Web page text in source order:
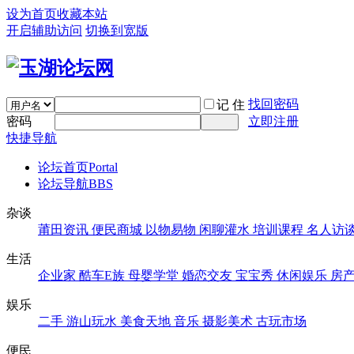
设为首页收藏本站
开启辅助访问 切换到宽版
记 住 找回密码
密码
立即注册
快捷导航
论坛首页Portal
论坛导航BBS
杂谈
莆田资讯 便民商城 以物易物 闲聊灌水 培训课程 名人访
生活
企业家 酷车E族 母婴学堂 婚恋交友 宝宝秀 休闲娱乐 房
娱乐
二手 游山玩水 美食天地 音乐 摄影美术 古玩市场
便民